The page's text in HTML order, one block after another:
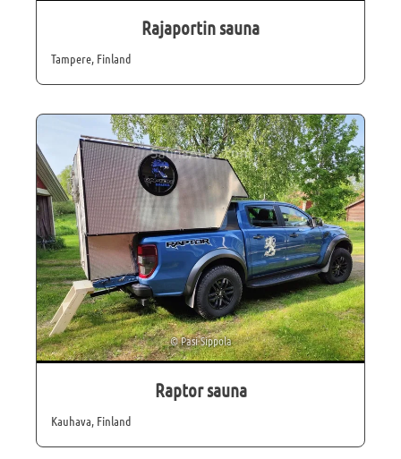
Rajaportin sauna
Tampere, Finland
©Pasi Sippola
Raptor sauna
Kauhava, Finland